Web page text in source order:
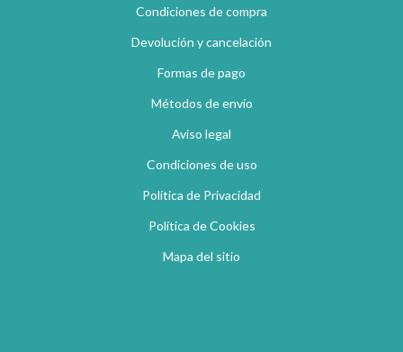
Condiciones de compra
Devolución y cancelación
Formas de pago
Métodos de envío
Aviso legal
Condiciones de uso
Política de Privacidad
Política de Cookies
Mapa del sitio